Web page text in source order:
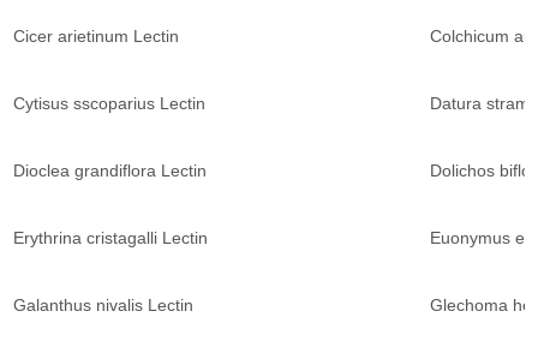
Cicer arietinum Lectin Colchicum
Cytisus sscoparius Lectin Datura
Dioclea grandiflora Lectin Dolichos
Erythrina cristagalli Lectin Euonymus
Galanthus nivalis Lectin Glechoma